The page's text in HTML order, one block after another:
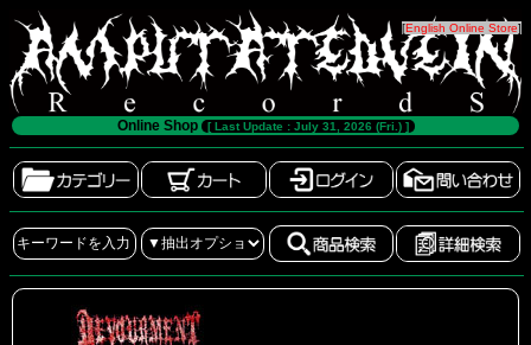
[English Online Store]
Online Shop [ Last Update : July 31, 2026 (Fri.) ]